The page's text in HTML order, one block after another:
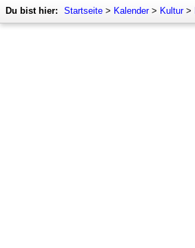
Du bist hier: Startseite > Kalender> Kultur>